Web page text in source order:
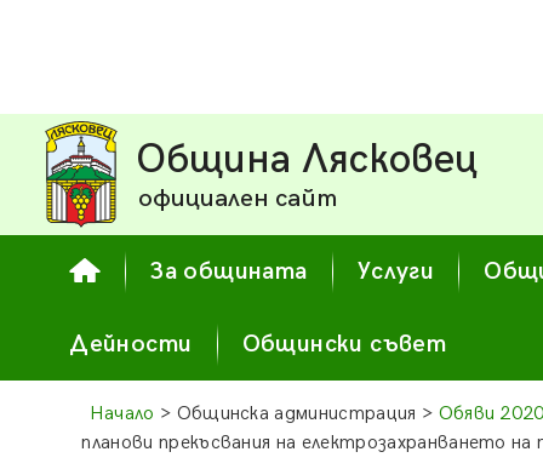
Община Лясковец
официален сайт
За общината Услуги
Дейности Общински съвет
Начало > Общинска администрация > Обяви
планови прекъсвания на електрозахранването